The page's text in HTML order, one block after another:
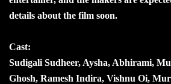
details about the film soon.
Cast:
Sudigali Sudheer, Aysha, Abhirami,
Ghosh, Ramesh Indira, Vishnu Oi,